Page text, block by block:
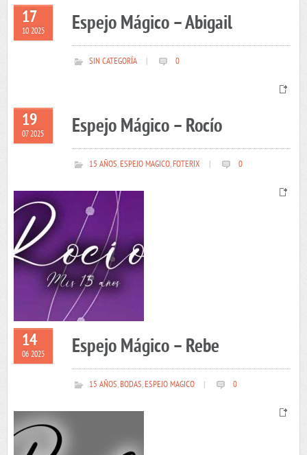
17
10 2025 Espejo Mágico – Abigail
SIN CATEGORÍA 0
19
07 2025 Espejo Mágico – Rocío
15 AÑOS,ESPEJO MAGICO,FOTERIX 0
14
06 2025 Espejo Mágico – Rebe
15 AÑOS,BODAS,ESPEJO MAGICO 0